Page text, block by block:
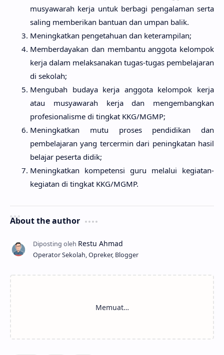
musyawarah kerja untuk berbagi pengalaman serta
saling memberikan bantuan dan umpan balik.
Meningkatkan pengetahuan dan keterampilan;
Memberdayakan dan membantu anggota kelompok
kerja dalam melaksanakan tugas-tugas pembelajaran
di sekolah;
Mengubah budaya kerja anggota kelompok kerja
atau musyawarah kerja dan mengembangkan
profesionalisme di tingkat KKG/MGMP;
Meningkatkan mutu proses pendidikan dan
pembelajaran yang tercermin dari peningkatan hasil
belajar peserta didik;
Meningkatkan kompetensi guru melalui kegiatan-
kegiatan di tingkat KKG/MGMP.
About the author
Operator Sekolah, Opreker, Blogger